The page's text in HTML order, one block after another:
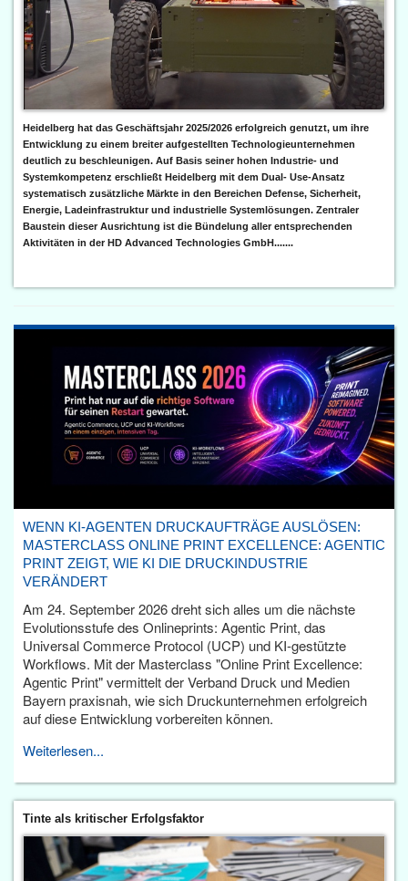
Heidelberg hat das Geschäftsjahr 2025/2026 erfolgreich genutzt, um ihre
Entwicklung zu einem breiter aufgestellten Technologieunternehmen
deutlich zu beschleunigen. Auf Basis seiner hohen Industrie- und
Systemkompetenz erschließt Heidelberg mit dem Dual- Use-Ansatz
systematisch zusätzliche Märkte in den Bereichen Defense, Sicherheit,
Energie, Ladeinfrastruktur und industrielle Systemlösungen. Zentraler
Baustein dieser Ausrichtung ist die Bündelung aller entsprechenden
Aktivitäten in der HD Advanced Technologies GmbH.......
WENN KI-AGENTEN DRUCKAUFTRÄGE AUSLÖSEN:
MASTERCLASS ONLINE PRINT EXCELLENCE: AGENTIC
PRINT ZEIGT, WIE KI DIE DRUCKINDUSTRIE
VERÄNDERT
Am 24. September 2026 dreht sich alles um die nächste
Evolutionsstufe des Onlineprints: Agentic Print, das
Universal Commerce Protocol (UCP) und KI-gestützte
Workflows. Mit der Masterclass "Online Print Excellence:
Agentic Print" vermittelt der Verband Druck und Medien
Bayern praxisnah, wie sich Druckunternehmen erfolgreich
auf diese Entwicklung vorbereiten können.
Weiterlesen...
Tinte als kritischer Erfolgsfaktor